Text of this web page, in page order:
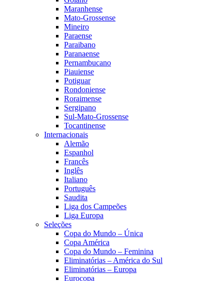
Maranhense
Mato-Grossense
Mineiro
Paraense
Paraibano
Paranaense
Pernambucano
Piauiense
Potiguar
Rondoniense
Roraimense
Sergipano
Sul-Mato-Grossense
Tocantinense
Internacionais
Alemão
Espanhol
Francês
Inglês
Italiano
Português
Saudita
Liga dos Campeões
Liga Europa
Seleções
Copa do Mundo – Única
Copa América
Copa do Mundo – Feminina
Eliminatórias – América do Sul
Eliminatórias – Europa
Eurocopa